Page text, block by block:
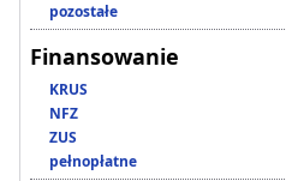
pozostałe
Finansowanie
KRUS
NFZ
ZUS
pełnopłatne